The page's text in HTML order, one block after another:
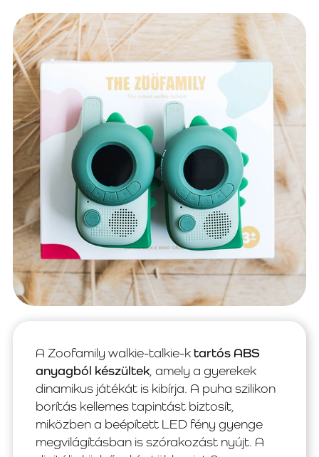
A Zoofamily walkie-talkie-ktartós ABS
anyagból készültek , amely a gyerekek
dinamikus játékát is kibírja. A puha szilikon
borítás kellemes tapintást biztosít,
miközben a beépített LED fény gyenge
megvilágításban is szórakozást nyújt. A